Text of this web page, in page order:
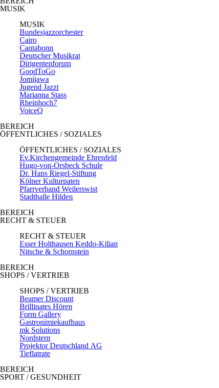
MUSIK
MUSIK
Bundesjazzorchester
Cairo
Cantabonn
Deutscher Musikrat
Dirigentenforum
GoodToGo
Jomijawa
Jugend Jazzt
Marianna Stass
Rheinhoch7
VoiceQ
BEREICH
ÖFFENTLICHES / SOZIALES
ÖFFENTLICHES / SOZIALES
Ev.Kirchengemeinde Ehrenfeld
Hugo-von-Orsbeck Schule
Dr. Hans Riegel-Stiftung
Kölner Kulturpaten
Pfarrverband Weilerswist
Stadthalle Hilden
BEREICH
RECHT & STEUER
RECHT & STEUER
Esser Holthausen Keddo-Kilian
Nitsche & Schornstein
BEREICH
SHOPS / VERTRIEB
SHOPS / VERTRIEB
Beamer Discount
Brillinates Hören
Form Gallery
Gastronimiekaufhaus
mk Solutions
Nordstern
Projektor Deutschland AG
Tieflatrate
BEREICH
SPORT / GESUNDHEIT